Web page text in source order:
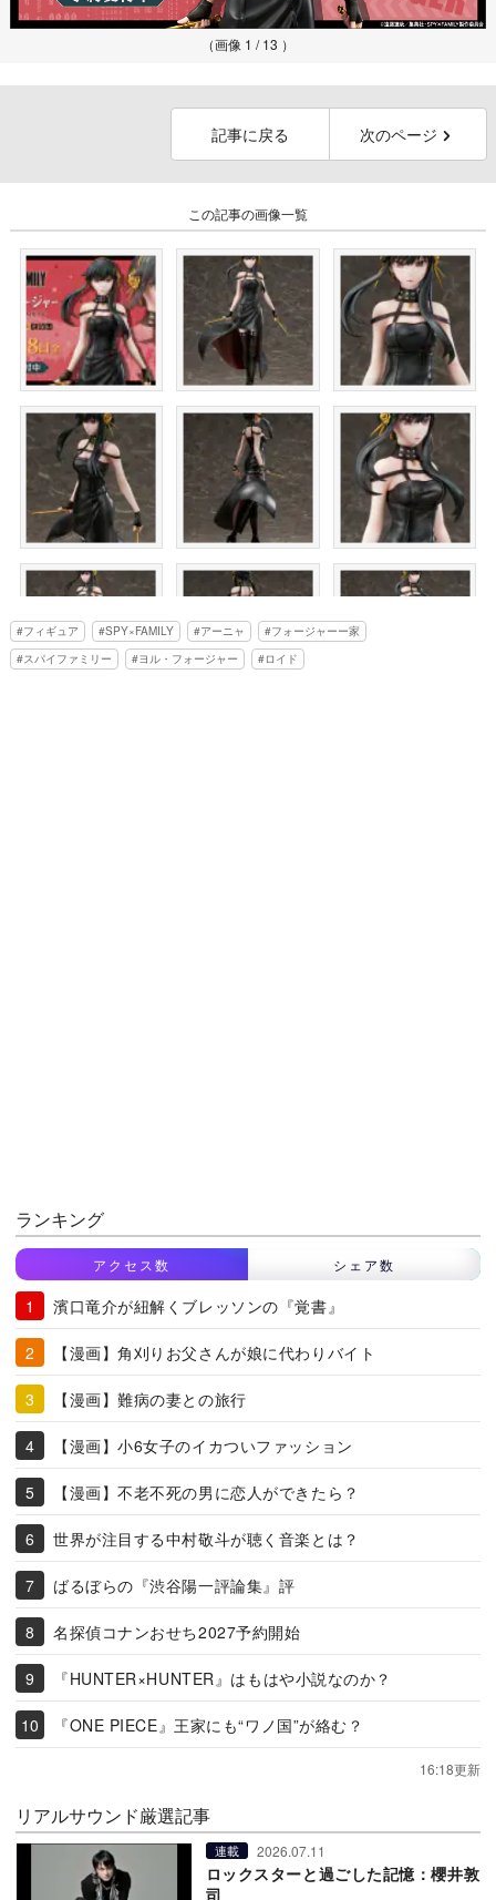
（画像 1 / 13 ）
記事に戻る 次のページ
この記事の画像一覧
フィギュア SPY×FAMILY アーニャ
フォージャーー家
スパイファミリー
ヨル・フォージャー ロイド
ランキング
アクセス数 シェア数
濱口竜介が紐解くブレッソンの『覚書』
【漫画】角刈りお父さんが娘に代わりバイト
【漫画】難病の妻との旅行
【漫画】小6女子のイカついファッション
【漫画】不老不死の男に恋人ができたら？
世界が注目する中村敬斗が聴く音楽とは？
ばるぼらの『渋谷陽一評論集』評
名探偵コナンおせち2027予約開始
『HUNTER×HUNTER』はもはや小説なのか？
『ONE PIECE』王家にも“ワノ国”が絡む？
16:18更新
リアルサウンド厳選記事
連載 2026.07.11
ロックスターと過ごした記憶：櫻井敦
司